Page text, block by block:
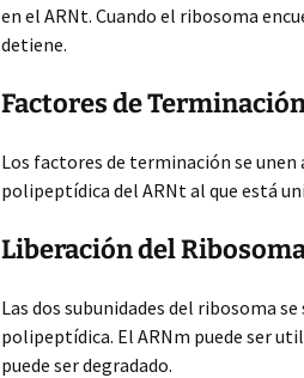
en el ARNt. Cuando el ribosoma
detiene.
Factores de
Los factores de terminación se
polipeptídica del ARNt al que está
Liberación del
Las dos subunidades del ribosoma
polipeptídica. El ARNm puede ser
puede ser degradado.